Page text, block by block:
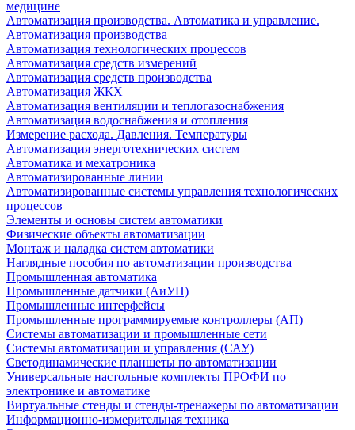
медицине
Автоматизация производства. Автоматика и управление.
Автоматизация производства
Автоматизация технологических процессов
Автоматизация средств измерений
Автоматизация средств производства
Автоматизация ЖКХ
Автоматизация вентиляции и теплогазоснабжения
Автоматизация водоснабжения и отопления
Измерение расхода. Давления. Температуры
Автоматизация энерготехнических систем
Автоматика и мехатроника
Автоматизированные линии
Автоматизированные системы управления технологических
процессов
Элементы и основы систем автоматики
Физические объекты автоматизации
Монтаж и наладка систем автоматики
Наглядные пособия по автоматизации производства
Промышленная автоматика
Промышленные датчики (АиУП)
Промышленные интерфейсы
Промышленные программируемые контроллеры (АП)
Системы автоматизации и промышленные сети
Системы автоматизации и управления (САУ)
Светодинамические планшеты по автоматизации
Универсальные настольные комплекты ПРОФИ по
электронике и автоматике
Виртуальные стенды и стенды-тренажеры по автоматизации
Информационно-измерительная техника